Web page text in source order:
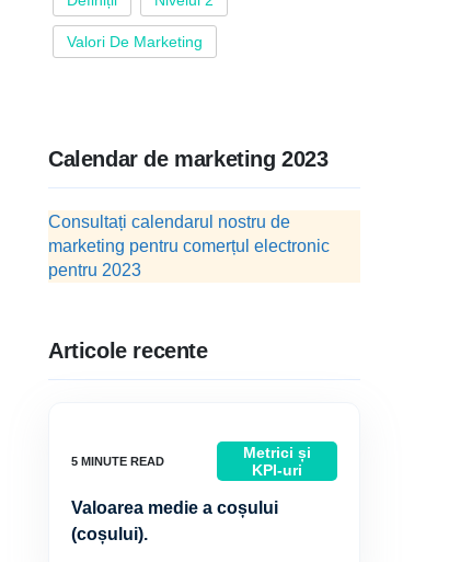
Valori De Marketing
Calendar de marketing 2023
Consultați calendarul nostru de
marketing pentru comerțul electronic
pentru 2023
Articole recente
Metrici și
KPI-uri
Valoarea medie a coșului
(coșului).